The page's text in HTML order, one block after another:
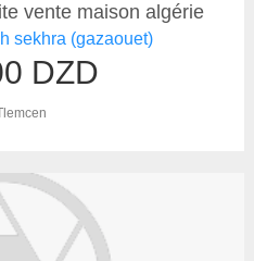
vente maison algérie
sekhra (gazaouet)
DZD